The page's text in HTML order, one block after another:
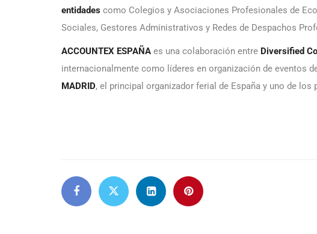
entidades como Colegios y Asociaciones Profesionales de
Sociales, Gestores Administrativos y Redes de Despachos
ACCOUNTEX ESPAÑA es una colaboración entre Diversified
internacionalmente como líderes en organización de eventos
MADRID, el principal organizador ferial de España y uno de